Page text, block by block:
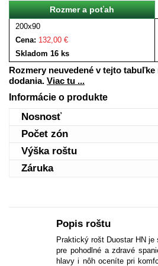
Rozmer a poťah
200x90
Cena: 132,00 €
Skladom 16 ks
Rozmery neuvedené v tejto
dodania. Viac tu ...
Informácie o produkte
Nosnosť
Počet zón
Výška roštu
Záruka
Popis roštu
Praktický rošt Duostar HN je
pre pohodlné a zdravé
hlavy i nôh oceníte pri